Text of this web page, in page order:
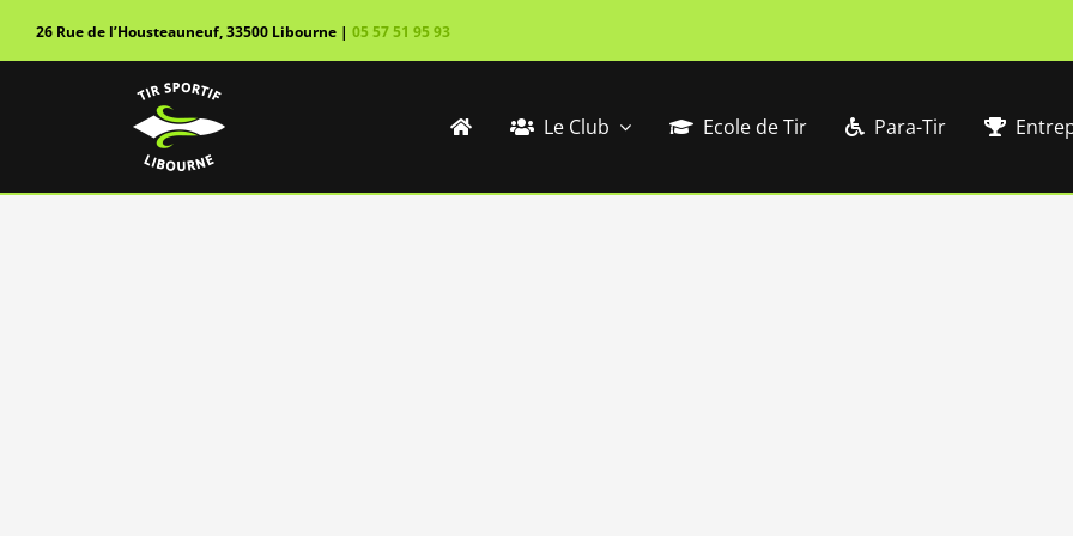
26 Rue de l’Housteauneuf, 33500 Libourne | 05 57 51 95 93
Le Club Ecole de Tir Para-Tir